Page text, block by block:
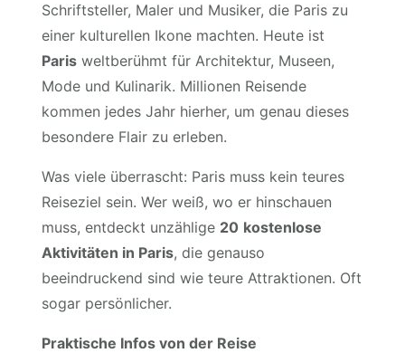
Schriftsteller, Maler und Musiker, die Paris zu
einer kulturellen Ikone machten. Heute ist
Paris weltberühmt für Architektur, Museen,
Mode und Kulinarik. Millionen Reisende
kommen jedes Jahr hierher, um genau dieses
besondere Flair zu erleben.
Was viele überrascht: Paris muss kein teures
Reiseziel sein. Wer weiß, wo er hinschauen
muss, entdeckt unzählige 20 kostenlose
Aktivitäten in Paris, die genauso
beeindruckend sind wie teure Attraktionen. Oft
sogar persönlicher.
Praktische Infos von der Reise